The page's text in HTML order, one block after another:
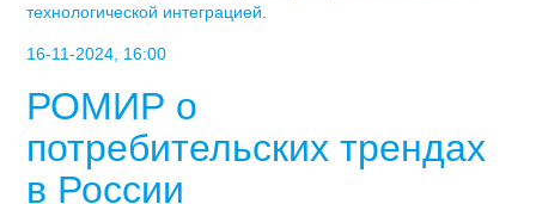
технологической интеграцией.
16-11-2024, 16:00
РОМИР о
потребительских трендах
в России